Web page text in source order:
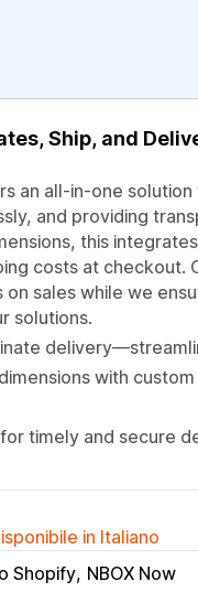
Ship, and
an all-in-one
and providing
this
costs at checkout.
sales while we
solutions.
with
timely and secure
in Italiano
Shopify NBOX Now